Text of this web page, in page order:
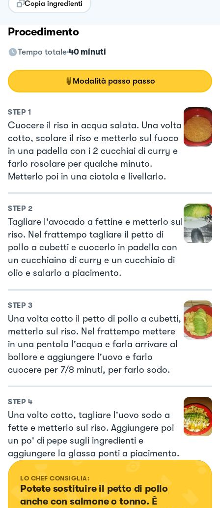
Copia ingredienti
Procedimento
Tempo totale 40 minuti
Modalità passo passo
STEP 1
Cuocere il riso in acqua salata. Una volta
cotto, scolare il riso e metterlo sul fuoco
in una padella con i 2 cucchiai di curry e
farlo rosolare per qualche minuto.
Metterlo poi in una ciotola e livellarlo.
STEP 2
Tagliare l'avocado a fettine e metterlo sul
riso. Nel frattempo tagliare il petto di
pollo a cubetti e cuocerlo in padella con
un cucchiaino di curry e un cucchiaio di
olio e salarlo a piacimento.
STEP 3
Una volta cotto il petto di pollo a cubetti,
metterlo sul riso. Nel frattempo mettere
in una pentola l'acqua e farla arrivare al
bollore e aggiungere l'uovo e farlo
cuocere per 7/8 minuti, per farlo sodo.
STEP 4
Una volto cotto, tagliare l'uovo sodo a
fette e metterlo sul riso. Aggiungere poi
un po' di pepe sugli ingredienti e
aggiungere la glassa ponti a piacimento.
LO CHEF CONSIGLIA:
Potete sostituire il petto di pollo
anche con salmone o tonno. È